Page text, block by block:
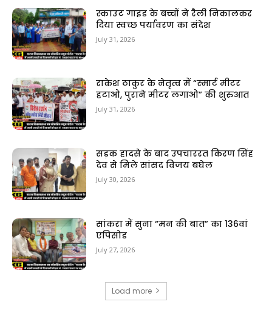
स्काउट गाइड के बच्चों ने रैली निकालकर
दिया स्वच्छ पर्यावरण का संदेश
July 31, 2026
राकेश ठाकुर के नेतृत्व में “स्मार्ट मीटर
हटाओ, पुराने मीटर लगाओ” की शुरुआत
July 31, 2026
सड़क हादसे के बाद उपचाररत किरण सिंह
देव से मिले सांसद विजय बघेल
July 30, 2026
सांकरा में सुना “मन की बात” का 136वां
एपिसोड
July 27, 2026
Load more